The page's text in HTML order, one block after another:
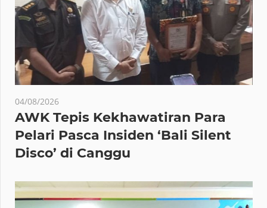
04/08/2026
AWK Tepis Kekhawatiran Para
Pelari Pasca Insiden ‘Bali Silent
Disco’ di Canggu